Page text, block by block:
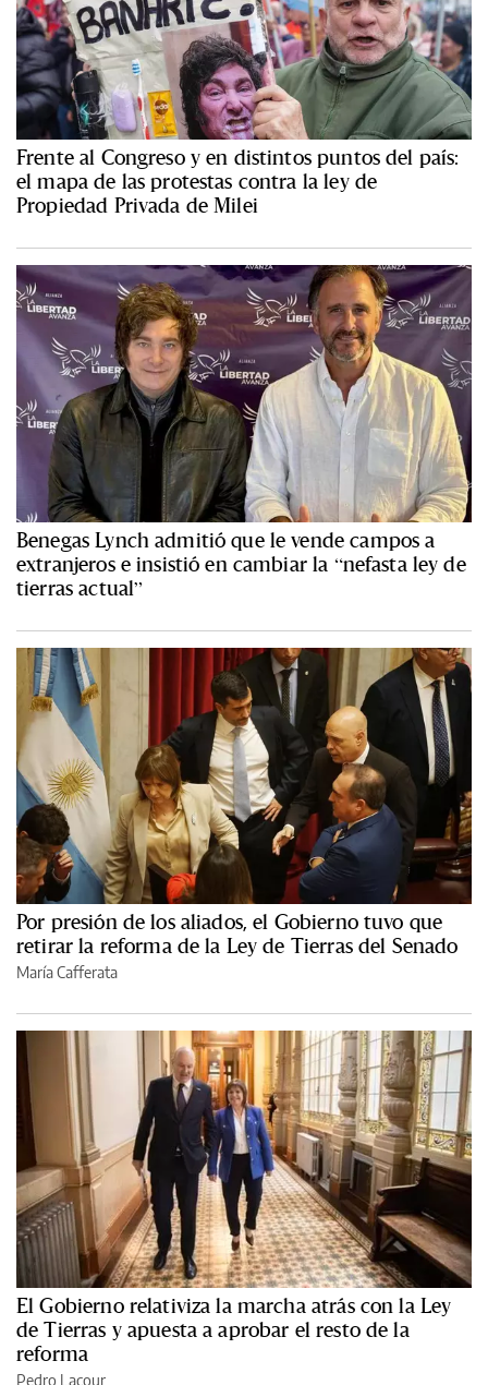
Frente al Congreso y en distintos puntos del país:
el mapa de las protestas contra la ley de
Propiedad Privada de Milei
Benegas Lynch admitió que le vende campos a
extranjeros e insistió en cambiar la “nefasta ley de
tierras actual”
Por presión de los aliados, el Gobierno tuvo que
retirar la reforma de la Ley de Tierras del Senado
María Cafferata
El Gobierno relativiza la marcha atrás con la Ley
de Tierras y apuesta a aprobar el resto de la
reforma
Pedro Lacour